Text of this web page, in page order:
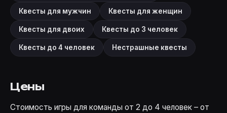
Квесты для мужчин Квесты для женщин
Квесты для двоих Квесты до 3 человек
Квесты до 4 человек Нестрашные квесты
Цены
Стоимость игры для команды от 2 до 4 человек – от